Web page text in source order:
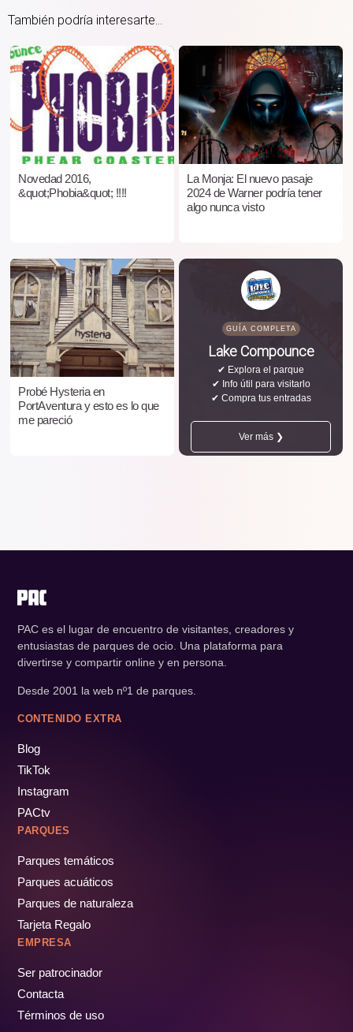
También podría interesarte...
Novedad 2016,
&quot;Phobia&quot; !!!!
La Monja: El nuevo pasaje
2024 de Warner podría tener
algo nunca visto
Probé Hysteria en
PortAventura y esto es lo que
me pareció
GUÍA COMPLETA
Lake Compounce
✔ Explora el parque
✔ Info útil para visitarlo
✔ Compra tus entradas
Ver más ❯
PAC es el lugar de encuentro de visitantes, creadores y
entusiastas de parques de ocio. Una plataforma para
divertirse y compartir online y en persona.
Desde 2001 la web nº1 de parques.
CONTENIDO EXTRA
Blog
TikTok
Instagram
PACtv
PARQUES
Parques temáticos
Parques acuáticos
Parques de naturaleza
Tarjeta Regalo
EMPRESA
Ser patrocinador
Contacta
Términos de uso